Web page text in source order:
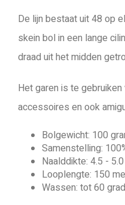
De lijn bestaat uit 48 op
skein bol in een lange
draad uit het midden
Het garen is te
accessoires en ook
Bolgewicht: 100
Samenstelling:
Naalddikte: 4.5 -
Looplengte: 150
Wassen: tot 60